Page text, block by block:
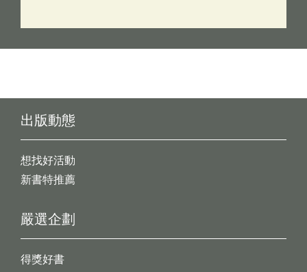
出版動態
想找好活動
新書特推薦
嚴選企劃
得獎好書